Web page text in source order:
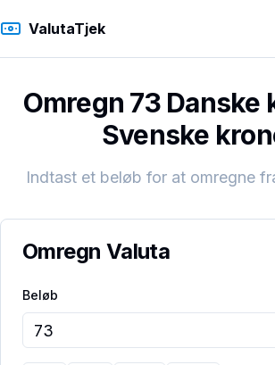
ValutaTjek
Omregn 73 Danske
Svenske
Indtast et beløb for at omregne
Omregn Valuta
Beløb